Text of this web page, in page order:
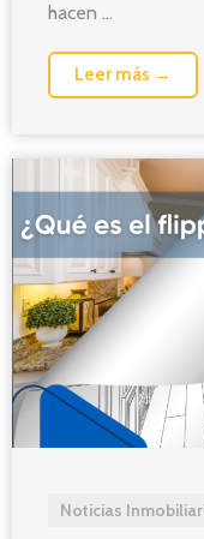
hacen ...
Leer más →
Noticias